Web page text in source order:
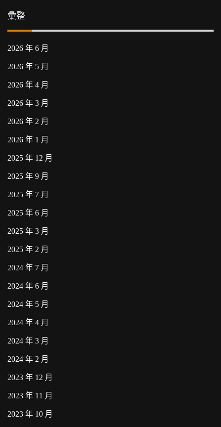
彙整
2026 年 6 月
2026 年 5 月
2026 年 4 月
2026 年 3 月
2026 年 2 月
2026 年 1 月
2025 年 12 月
2025 年 9 月
2025 年 7 月
2025 年 6 月
2025 年 3 月
2025 年 2 月
2024 年 7 月
2024 年 6 月
2024 年 5 月
2024 年 4 月
2024 年 3 月
2024 年 2 月
2023 年 12 月
2023 年 11 月
2023 年 10 月